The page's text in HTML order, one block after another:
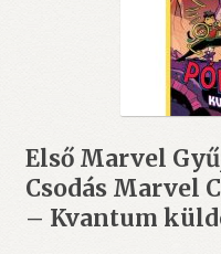
Első Marvel
Csodás Marvel
– Kvantum